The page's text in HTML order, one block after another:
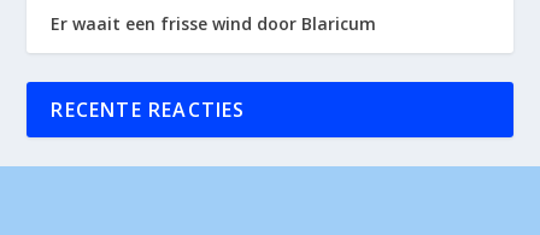
Er waait een frisse wind door Blaricum
RECENTE REACTIES